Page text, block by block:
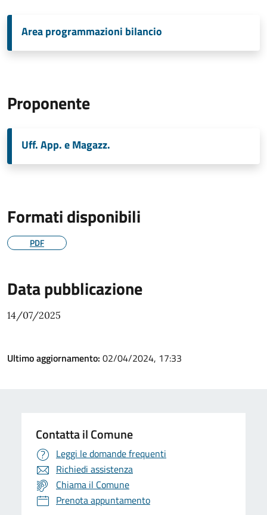
Area programmazioni bilancio
Proponente
Uff. App. e Magazz.
Formati disponibili
PDF
Data pubblicazione
14/07/2025
Ultimo aggiornamento: 02/04/2024, 17:33
Contatta il Comune
Leggi le domande frequenti
Richiedi assistenza
Chiama il Comune
Prenota appuntamento